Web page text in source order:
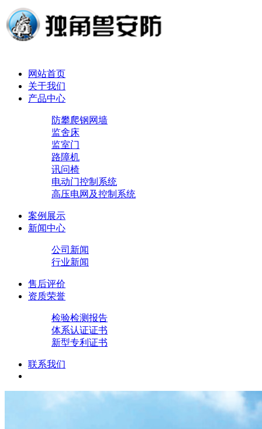
网站首页
关于我们
产品中心
防攀爬钢网墙
监舍床
监室门
路障机
讯问椅
电动门控制系统
高压电网及控制系统
案例展示
新闻中心
公司新闻
行业新闻
售后评价
资质荣誉
检验检测报告
体系认证证书
新型专利证书
联系我们